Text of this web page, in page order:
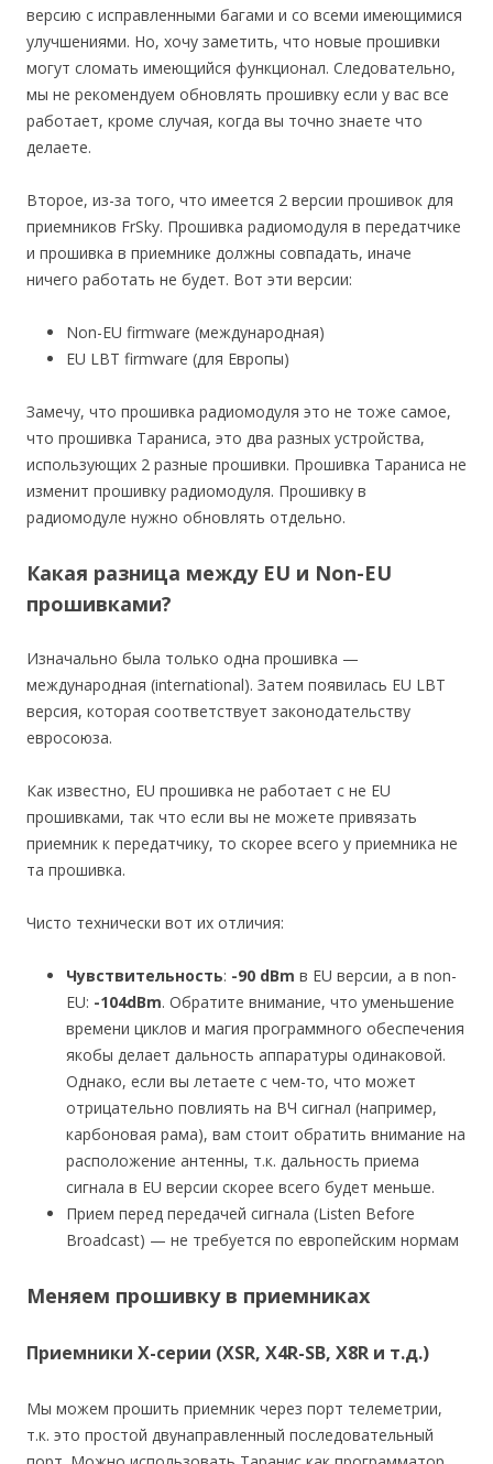
версию с исправленными багами и со всеми имеющимися
улучшениями. Но, хочу заметить, что новые прошивки
могут сломать имеющийся функционал. Следовательно,
мы не рекомендуем обновлять прошивку если у вас все
работает, кроме случая, когда вы точно знаете что
делаете.
Второе, из-за того, что имеется 2 версии прошивок для
приемников FrSky. Прошивка радиомодуля в передатчике
и прошивка в приемнике должны совпадать, иначе
ничего работать не будет. Вот эти версии:
Non-EU firmware (международная)
EU LBT firmware (для Европы)
Замечу, что прошивка радиомодуля это не тоже самое,
что прошивка Тараниса, это два разных устройства,
использующих 2 разные прошивки. Прошивка Тараниса не
изменит прошивку радиомодуля. Прошивку в
радиомодуле нужно обновлять отдельно.
Какая разница между EU и Non-EU
прошивками?
Изначально была только одна прошивка —
международная (international). Затем появилась EU LBT
версия, которая соответствует законодательству
евросоюза.
Как известно, EU прошивка не работает с не EU
прошивками, так что если вы не можете привязать
приемник к передатчику, то скорее всего у приемника не
та прошивка.
Чисто технически вот их отличия:
Чувствительность: -90 dBm в EU версии, а в non-
EU: -104dBm. Обратите внимание, что уменьшение
времени циклов и магия программного обеспечения
якобы делает дальность аппаратуры одинаковой.
Однако, если вы летаете с чем-то, что может
отрицательно повлиять на ВЧ сигнал (например,
карбоновая рама), вам стоит обратить внимание на
расположение антенны, т.к. дальность приема
сигнала в EU версии скорее всего будет меньше.
Прием перед передачей сигнала (Listen Before
Broadcast) — не требуется по европейским нормам
Меняем прошивку в приемниках
Приемники X-серии (XSR, X4R-SB, X8R и т.д.)
Мы можем прошить приемник через порт телеметрии,
т.к. это простой двунаправленный последовательный